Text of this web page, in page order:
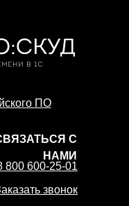
С
НАМИ
800 600-25-01
звонок
ПО